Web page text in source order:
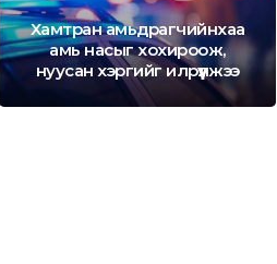
Хамтран амьдрагчийнхаа
амь насыг хохироож,
нуусан хэргийг илрүүлжээ